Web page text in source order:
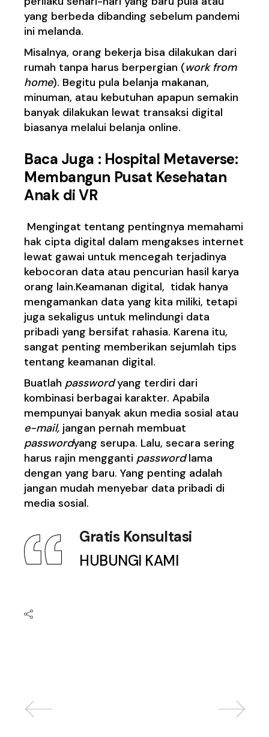
yang berbeda dibanding sebelum pandemi
ini melanda.
Misalnya, orang bekerja bisa dilakukan dari
rumah tanpa harus berpergian (work from
home). Begitu pula belanja makanan,
minuman, atau kebutuhan apapun semakin
banyak dilakukan lewat transaksi digital
biasanya melalui belanja online.
Baca Juga : Hospital Metaverse:
Membangun Pusat Kesehatan
Anak di VR
Mengingat tentang pentingnya memahami
hak cipta digital dalam mengakses internet
lewat gawai untuk mencegah terjadinya
kebocoran data atau pencurian hasil karya
orang lain.Keamanan digital, tidak hanya
mengamankan data yang kita miliki, tetapi
juga sekaligus untuk melindungi data
pribadi yang bersifat rahasia. Karena itu,
sangat penting memberikan sejumlah tips
tentang keamanan digital.
Buatlah passwordyang terdiri dari
kombinasi berbagai karakter. Apabila
mempunyai banyak akun media sosial atau
e-mail, jangan pernah membuat
passwordyang serupa. Lalu, secara sering
harus rajin mengganti passwordlama
dengan yang baru. Yang penting adalah
jangan mudah menyebar data pribadi di
media sosial.
Gratis Konsultasi
HUBUNGI KAMI